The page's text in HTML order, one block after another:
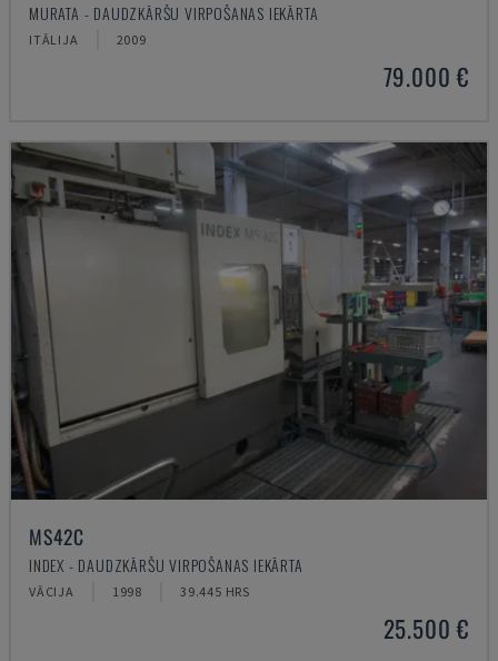
MURATA - DAUDZKĀRŠU VIRPOŠANAS IEKĀRTA
ITĀLIJA 2009
79.000 €
MS42C
INDEX - DAUDZKĀRŠU VIRPOŠANAS IEKĀRTA
VĀCIJA 1998 39.445 HRS
25.500 €